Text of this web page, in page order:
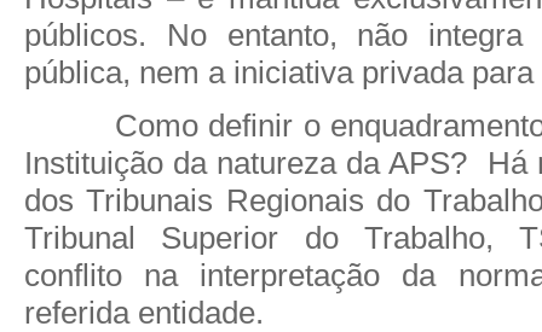
públicos. No entanto, não integra
pública, nem a iniciativa privada
Como definir o
Instituição da natureza da APS?
Há
dos Tribunais Regionais do
Tribunal Superior do Trabalho,
conflito na interpretação da
referida entidade.